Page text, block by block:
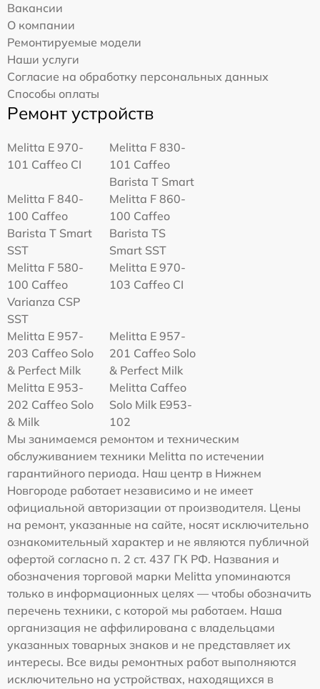
Вакансии
О компании
Ремонтируемые модели
Наши услуги
Согласие на обработку персональных данных
Способы оплаты
Ремонт устройств
Melitta Е 970-
101 Caffeo CI
Melitta F 830-
101 Caffeo
Barista T Smart
Melitta F 840-
100 Caffeo
Barista T Smart
SST
Melitta F 860-
100 Caffeo
Barista TS
Smart SST
Melitta F 580-
100 Caffeo
Varianza CSP
SST
Melitta Е 970-
103 Caffeo CI
Melitta E 957-
203 Caffeo Solo
& Perfect Milk
Melitta E 957-
201 Caffeo Solo
& Perfect Milk
Melitta Е 953-
202 Caffeo Solo
& Milk
Melitta Caffeo
Solo Milk E953-
102
Мы занимаемся ремонтом и техническим
обслуживанием техники Melitta по истечении
гарантийного периода. Наш центр в Нижнем
Новгороде работает независимо и не имеет
официальной авторизации от производителя. Цены
на ремонт, указанные на сайте, носят исключительно
ознакомительный характер и не являются публичной
офертой согласно п. 2 ст. 437 ГК РФ. Названия и
обозначения торговой марки Melitta упоминаются
только в информационных целях — чтобы обозначить
перечень техники, с которой мы работаем. Наша
организация не аффилирована с владельцами
указанных товарных знаков и не представляет их
интересы. Все виды ремонтных работ выполняются
исключительно на устройствах, находящихся в